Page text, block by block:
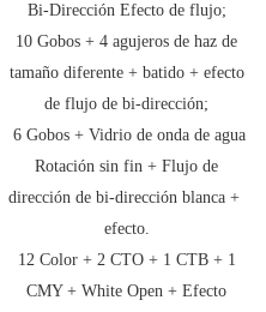
Bi-Dirección Efecto de flujo;
10 Gobos + 4 agujeros de haz de
tamaño diferente + batido + efecto
de flujo de bi-dirección;
6 Gobos + Vidrio de onda de agua
Rotación sin fin + Flujo de
dirección de bi-dirección blanca +
efecto.
12 Color + 2 CTO + 1 CTB + 1
CMY + White Open + Efecto